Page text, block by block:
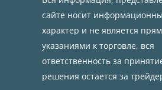
сайте носит
характер и не является
указаниями к торговле, вся
ответственность за
решения остается за